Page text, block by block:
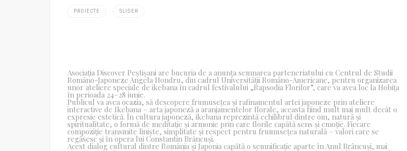
PROIECTE SLIDER
Asociația Discover Peștișani are bucuria de a anunța semnarea parteneriatului cu Centrul de Studii
Româno-Japoneze Angela Hondru, din cadrul Universității Româno-Americane, pentru organizarea
unor ateliere speciale de ikebana în cadrul festivalului „Rapsodia Florilor”, care va avea loc la Hobița
în perioada 24–28 iunie.
Publicul va avea ocazia, să descopere frumusețea și rafinamentul artei japoneze prin ateliere
interactive de Ikebana – arta japoneză a aranjamentelor florale, aceasta fiind mult mai mult decât o
expresie estetică. În cultura japoneză, ikebana reprezintă echilibrul dintre om, natură și
spiritualitate, o formă de meditație și armonie prin care florile capătă sens și emoție. Fiecare
compoziție transmite liniște, simplitate și respect pentru frumusețea naturală – valori care se
regăsesc și în opera lui Constantin Brâncuși.
Acest dialog cultural dintre România și Japonia capătă o semnificație aparte în Anul Brâncuși, mai